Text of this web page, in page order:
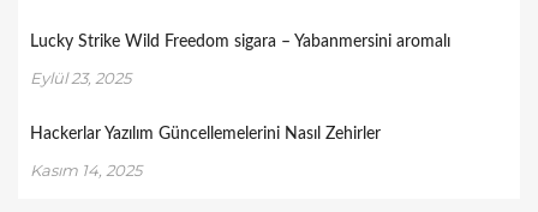
Lucky Strike Wild Freedom sigara – Yabanmersini aromalı
Eylül 23, 2025
Hackerlar Yazılım Güncellemelerini Nasıl Zehirler
Kasım 14, 2025